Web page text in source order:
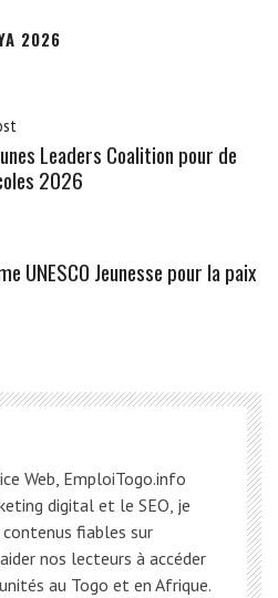
2026
Leaders Coalition pour de
2026
UNESCO Jeunesse pour la paix
Web, EmploiTogo.info
digital et le SEO, je
fiables sur
nos lecteurs à accéder
au Togo et en Afrique.